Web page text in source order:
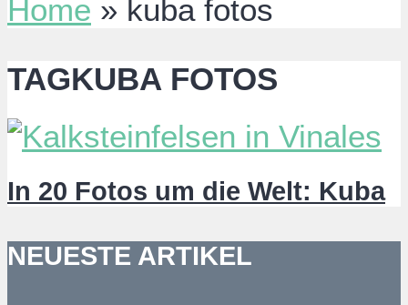
Home » kuba fotos
TAGKUBA FOTOS
In 20 Fotos um die Welt: Kuba
NEUESTE ARTIKEL